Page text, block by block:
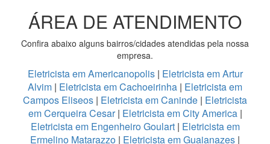
ÁREA DE ATENDIMENTO
Confira abaixo alguns bairros/cidades atendidas pela nossa
empresa.
Eletricista em Americanopolis | Eletricista em Artur
Alvim | Eletricista em Cachoeirinha | Eletricista em
Campos Eliseos | Eletricista em Caninde | Eletricista
em Cerqueira Cesar| Eletricista em City America |
Eletricista em Engenheiro Goulart | Eletricista em
Ermelino Matarazzo | Eletricista em Guaianazes |